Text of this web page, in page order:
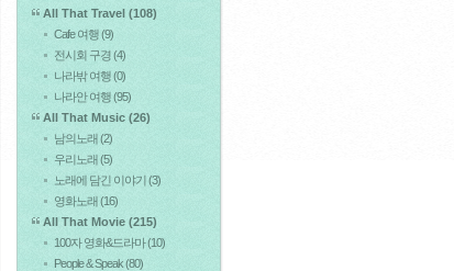
All That Travel (108)
Cafe 여행(9)
전시회 구경(4)
나라밖 여행(0)
나라안 여행(95)
All That Music (26)
남의노래(2)
우리노래(5)
노래에 담긴 이야기(3)
영화노래(16)
All That Movie (215)
100자 영화&드라마(10)
People & Speak(80)